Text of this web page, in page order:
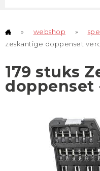
» webshop »
zeskantige doppenset
179 stuks
doppenset